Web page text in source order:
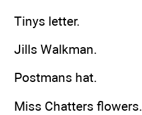
Tinys letter.
Jills Walkman.
Postmans hat.
Miss Chatters flowers.